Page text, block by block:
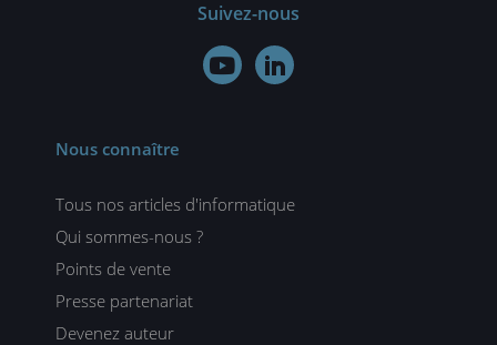
Suivez-nous
 
Nous connaître
Tous nos articles d'informatique
Qui sommes-nous ?
Points de vente
Presse partenariat
Devenez auteur